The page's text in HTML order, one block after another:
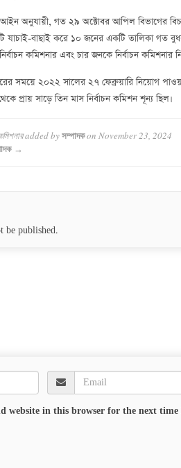
অনুযায়ী, গত ২৯ অক্টোবর আপিল বিভাগের
যাচাই-বাছাই করে ১০ জনের একটি তালিকা গত
কমিশনার এবং চার জনকে নির্বাচন কমিশনার
সময়ে ২০২২ সালের ২৭ ফেব্রুয়ারি নিয়োগ
প্রায় সাড়ে তিন মাস নির্বাচন কমিশন শূন্য ছিল।
added by সম্পাদকon November 23, 2024
→
be published.
website in this browser for the next